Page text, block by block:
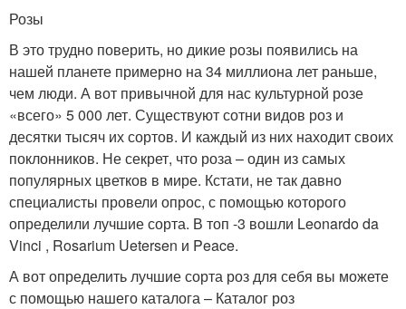
Розы
В это трудно поверить, но дикие розы появились на
нашей планете примерно на 34 миллиона лет раньше,
чем люди. А вот привычной для нас культурной розе
«всего» 5 000 лет. Существуют сотни видов роз и
десятки тысяч их сортов. И каждый из них находит своих
поклонников. Не секрет, что роза – один из самых
популярных цветков в мире. Кстати, не так давно
специалисты провели опрос, с помощью которого
определили лучшие сорта. В топ -3 вошли Leonardo da
Vinci , Rosarium Uetersen и Peace.
А вот определить лучшие сорта роз для себя вы можете
с помощью нашего каталога – Каталог роз